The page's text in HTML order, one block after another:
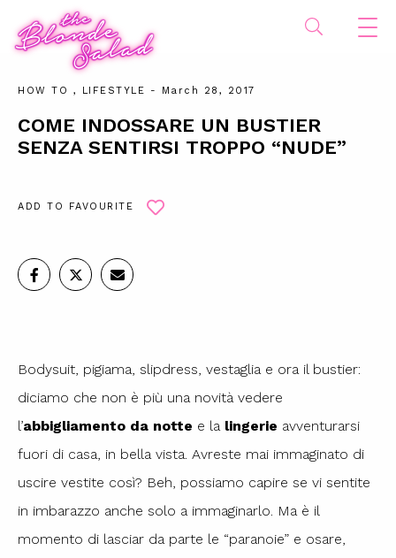
HOW TO , LIFESTYLE - March 28, 2017
COME INDOSSARE UN BUSTIER
SENZA SENTIRSI TROPPO “NUDE”
ADD TO FAVOURITE
Bodysuit, pigiama, slipdress, vestaglia e ora il bustier:
diciamo che non è più una novità vedere
l’abbigliamento da notte e lalingerie avventurarsi
fuori di casa, in bella vista. Avreste mai immaginato di
uscire vestite così? Beh, possiamo capire se vi sentite
in imbarazzo anche solo a immaginarlo. Ma è il
momento di lasciar da parte le “paranoie” e osare,